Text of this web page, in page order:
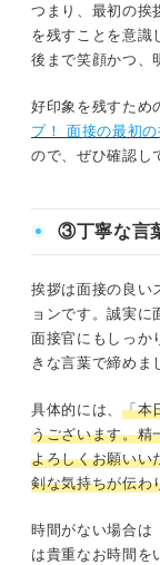
つまり、最初の挨
を残すことを意識
後まで笑顔かつ、
好印象を残すため
プ！ 面接の最初
ので、ぜひ確認し
③丁寧な言
挨拶は面接の良い
ョンです。誠実に
面接官にもしっか
きな言葉で締めま
具体的には、 「本
うございます。精
よろしくお願いい
剣な気持ちが伝わ
時間がない場合は
は貴重なお時間を